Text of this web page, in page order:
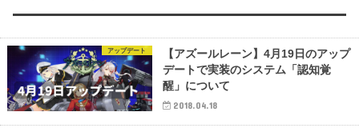
アップデート
【アズールレーン】4月19日のアップ
デートで実装のシステム「認知覚
醒」について
2018.04.18